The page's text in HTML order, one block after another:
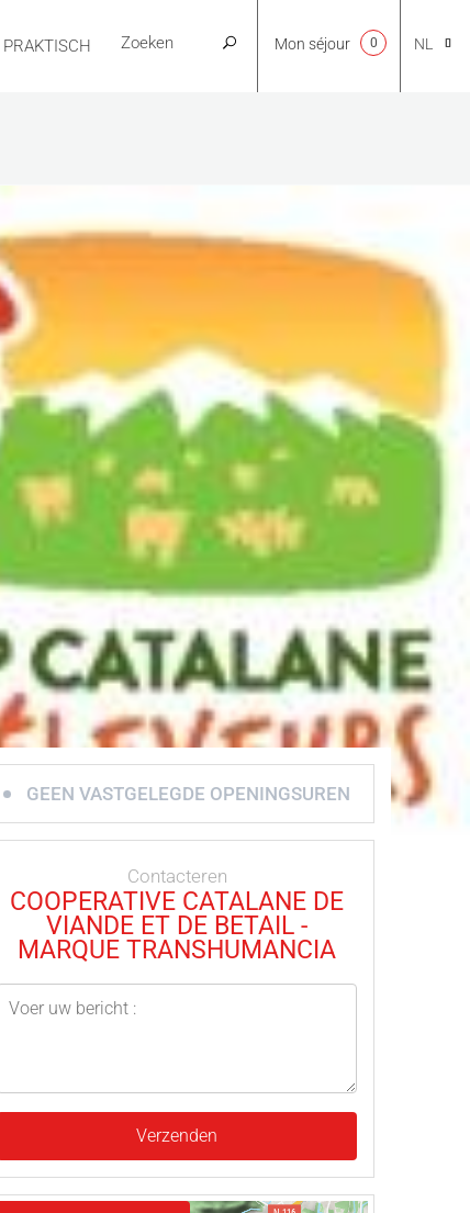
PRAKTISCH NL
ES
Mon séjour 0
GEEN VASTGELEGDE OPENINGSUREN
Contacteren
COOPERATIVE CATALANE DE
VIANDE ET DE BETAIL -
MARQUE TRANSHUMANCIA
Verzenden